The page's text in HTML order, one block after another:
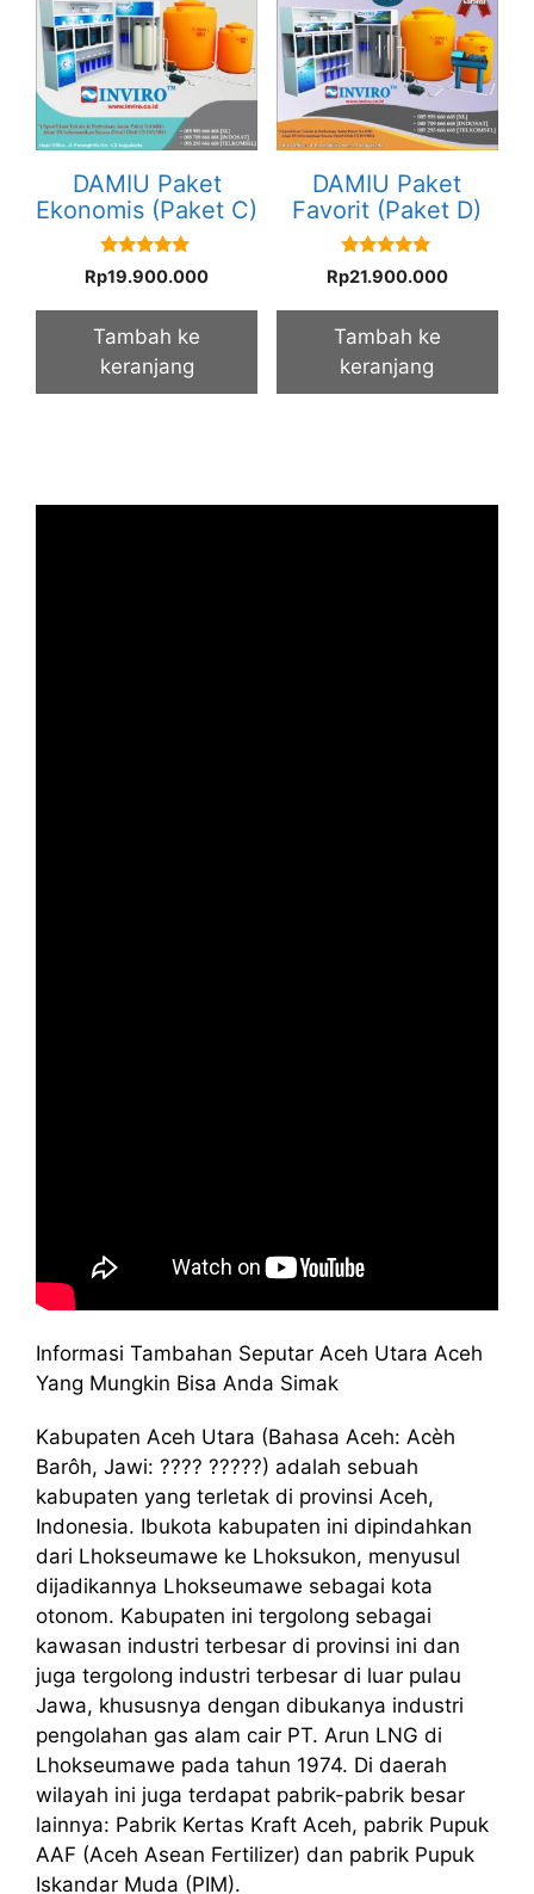
DAMIU Paket
Ekonomis (Paket C)
5.00
out of 5
Rp19.900.000
Tambah ke
keranjang
DAMIU Paket
Favorit (Paket D)
5.00
out of 5
Rp21.900.000
Tambah ke
keranjang
Informasi Tambahan Seputar Aceh Utara Aceh
Yang Mungkin Bisa Anda Simak
Kabupaten Aceh Utara (Bahasa Aceh: Acèh
Barôh, Jawi: ???? ?????) adalah sebuah
kabupaten yang terletak di provinsi Aceh,
Indonesia. Ibukota kabupaten ini dipindahkan
dari Lhokseumawe ke Lhoksukon, menyusul
dijadikannya Lhokseumawe sebagai kota
otonom. Kabupaten ini tergolong sebagai
kawasan industri terbesar di provinsi ini dan
juga tergolong industri terbesar di luar pulau
Jawa, khususnya dengan dibukanya industri
pengolahan gas alam cair PT. Arun LNG di
Lhokseumawe pada tahun 1974. Di daerah
wilayah ini juga terdapat pabrik-pabrik besar
lainnya: Pabrik Kertas Kraft Aceh, pabrik Pupuk
AAF (Aceh Asean Fertilizer) dan pabrik Pupuk
Iskandar Muda (PIM).